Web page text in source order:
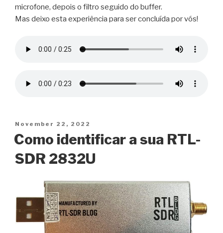
microfone, depois o filtro seguido do buffer.
Mas deixo esta experiência para ser concluída por vós!
Posted
on
November 22, 2022
Como identificar a sua RTL-
SDR 2832U